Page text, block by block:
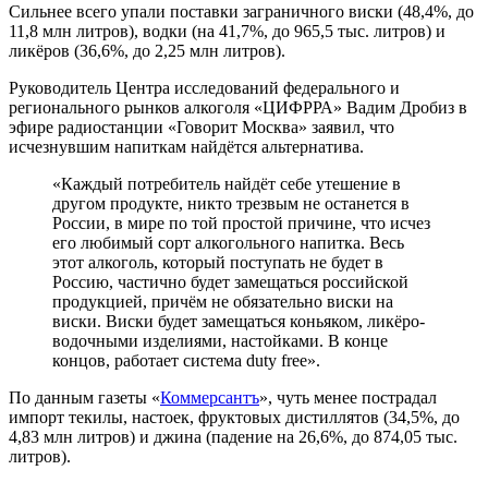
Сильнее всего упали поставки заграничного виски (48,4%, до
11,8 млн литров), водки (на 41,7%, до 965,5 тыс. литров) и
ликёров (36,6%, до 2,25 млн литров).
Руководитель Центра исследований федерального и
регионального рынков алкоголя «ЦИФРРА» Вадим Дробиз в
эфире радиостанции «Говорит Москва» заявил, что
исчезнувшим напиткам найдётся альтернатива.
«Каждый потребитель найдёт себе утешение в
другом продукте, никто трезвым не останется в
России, в мире по той простой причине, что исчез
его любимый сорт алкогольного напитка. Весь
этот алкоголь, который поступать не будет в
Россию, частично будет замещаться российской
продукцией, причём не обязательно виски на
виски. Виски будет замещаться коньяком, ликёро-
водочными изделиями, настойками. В конце
концов, работает система duty free».
По данным газеты «Коммерсантъ», чуть менее пострадал
импорт текилы, настоек, фруктовых дистиллятов (34,5%, до
4,83 млн литров) и джина (падение на 26,6%, до 874,05 тыс.
литров).